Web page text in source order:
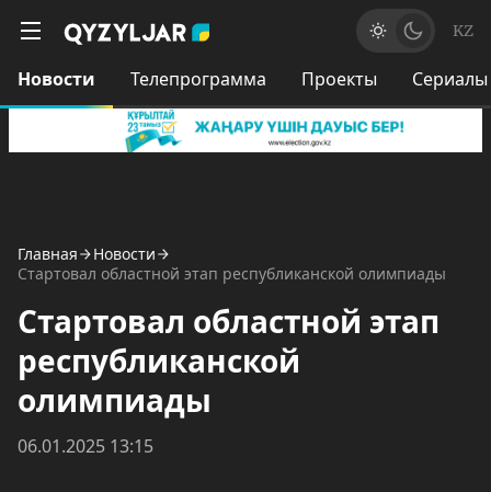
KZ
Новости Телепрограмма Проекты Сериалы
Главная
Новости
Стартовал областной этап республиканской олимпиады
Стартовал областной этап
республиканской
олимпиады
06.01.2025 13:15